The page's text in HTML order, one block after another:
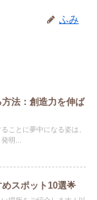
ふみ
法：創造力を伸ば
ことに夢中になる姿は、
明...
スポット10選🌟